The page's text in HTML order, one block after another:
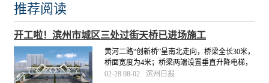
推荐阅读
开工啦！滨州市城区三处过街天桥已进场施工
黄河二路“创新桥”呈南北走向，桥梁全长30米，
桥面宽度为4米；桥梁两端设置垂直升降电梯，
人行梯道宽2.5米。市城管局将督促施工单位科
02-28 08-02 滨州日报